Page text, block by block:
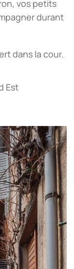
vos petits
durant
dans la cour.
Est